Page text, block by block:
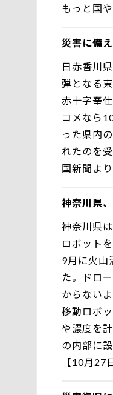
もっと国
災害に備
日赤香川
弾となる
赤十字奉
コメなら
った県内
れたのを
国新聞より
神奈川県
神奈川県
ロボット
9月に火山
た。ドロ
からない
移動ロボ
や濃度を
の内部に
【10月27